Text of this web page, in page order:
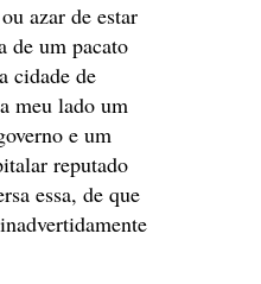
azar de estar
de um pacato
cidade de
meu lado um
e um
reputado
essa, de que